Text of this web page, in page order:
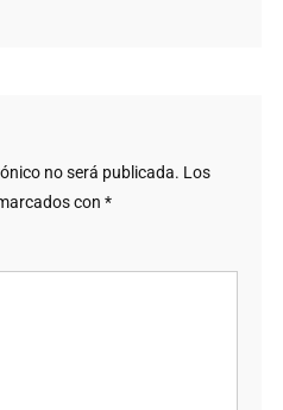
no será publicada. Los
con *